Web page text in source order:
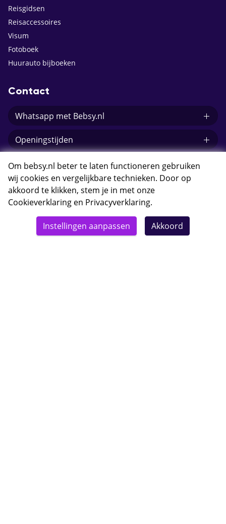
Reisgidsen
Reisaccessoires
Visum
Fotoboek
Huurauto bijboeken
Contact
Whatsapp met Bebsy.nl
Openingstijden
E-mail Bebsy.nl
© 2026 Bebsy.nl
Om bebsy.nl beter te laten functioneren gebruiken
wij cookies en vergelijkbare technieken. Door op
akkoord te klikken, stem je in met onze
Cookieverklaring en Privacyverklaring.
Instellingen aanpassen Akkoord